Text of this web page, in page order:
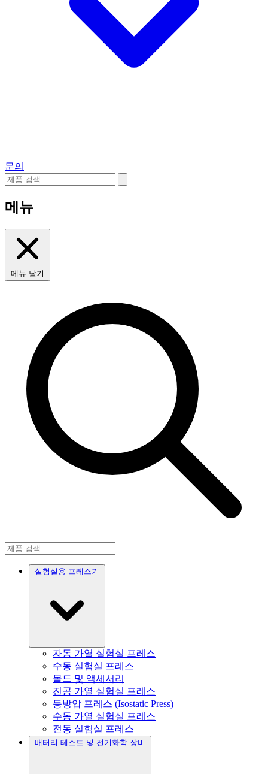
문의
메뉴
메뉴 닫기
실험실용 프레스기
자동 가열 실험실 프레스
수동 실험실 프레스
몰드 및 액세서리
진공 가열 실험실 프레스
등방압 프레스 (Isostatic Press)
수동 가열 실험실 프레스
전동 실험실 프레스
배터리 테스트 및 전기화학 장비